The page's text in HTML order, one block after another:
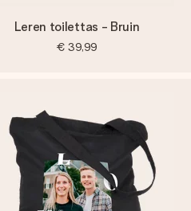
Leren toilettas - Bruin
€ 39,99